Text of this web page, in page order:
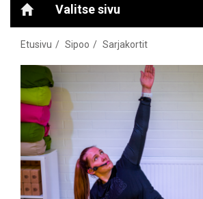
Valitse sivu
Etusivu Sipoo Sarjakortit